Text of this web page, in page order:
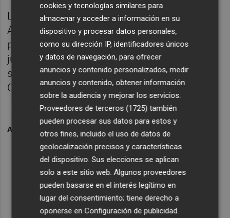
La asociación de accionistas “Sentimiento
Albinegro quiere manifestar su satisfacción
por la continuación de las diligencias
judiciales”, reiterando que la prioridad es y
seguirá siendo "recuperar el patrimonio del
Club".
ARCHIVADO EN CASTELLNOU
cookies y tecnologías similares para
almacenar y acceder a información en su
dispositivo y procesar datos personales,
como su dirección IP, identificadores únicos
y datos de navegación, para ofrecer
anuncios y contenido personalizados, medir
anuncios y contenido, obtener información
sobre la audiencia y mejorar los servicios.
Proveedores de terceros (1725) también
pueden procesar sus datos para estos y
otros fines, incluido el uso de datos de
geolocalización precisos y características
del dispositivo. Sus elecciones se aplican
solo a este sitio web. Algunos proveedores
pueden basarse en el interés legítimo en
lugar del consentimiento; tiene derecho a
oponerse enConfiguración de publicidad